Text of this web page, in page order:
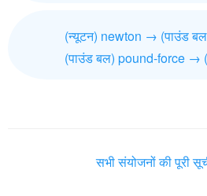
(न्यूटन) newton → (पाउंड
(पाउंड बल) pound-force →
सभी संयोजनों की पूरी